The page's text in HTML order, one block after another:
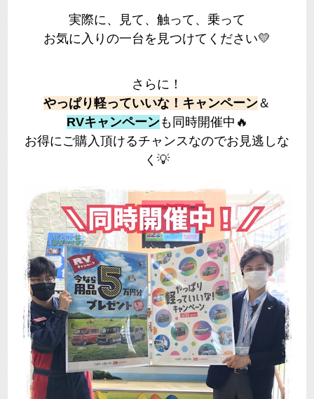
実際に、見て、触って、乗って
お気に入りの一台を見つけてください💛
さらに！
やっぱり軽っていいな！キャンペーン＆
RVキャンペーンも同時開催中🔥
お得にご購入頂けるチャンスなのでお見逃しな
く💡